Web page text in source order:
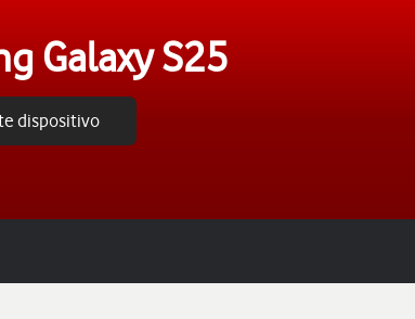
Galaxy S25
dispositivo